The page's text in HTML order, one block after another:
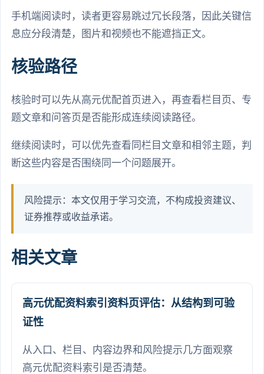
手机端阅读时，读者更容易跳过冗长段落，因此关键信
息应分段清楚，图片和视频也不能遮挡正文。
核验路径
核验时可以先从高元优配首页进入，再查看栏目页、专
题文章和问答页是否能形成连续阅读路径。
继续阅读时，可以优先查看同栏目文章和相邻主题，判
断这些内容是否围绕同一个问题展开。
风险提示：本文仅用于学习交流，不构成投资建议、
证券推荐或收益承诺。
相关文章
高元优配资料索引资料页评估：从结构到可验
证性
从入口、栏目、内容边界和风险提示几方面观察
高元优配资料索引是否清楚。